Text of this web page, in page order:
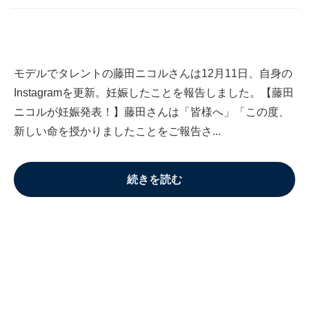
モデルでタレントの藤田ニコルさんは12月11日、自身の
Instagramを更新。妊娠したことを報告しました。【藤田
ニコルが妊娠発表！】藤田さんは「皆様へ」「この度、
新しい命を授かりましたことをご報告さ...
続きを読む